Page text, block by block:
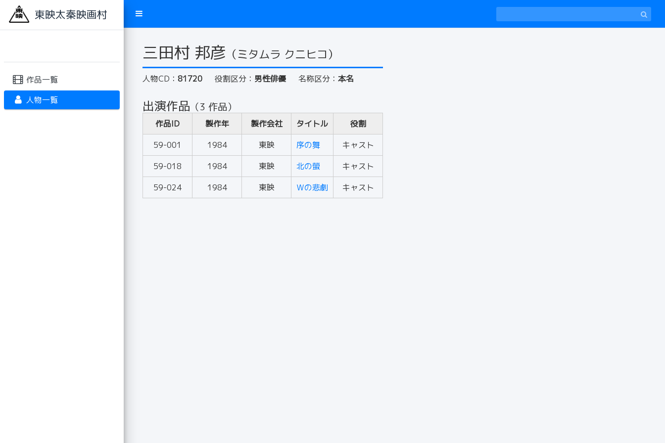
東映太秦映画村
作品一覧
人物一覧
三田村 邦彦 （ミタムラ クニヒコ）
人物CD： 81720 役割区分： 男性俳優 名称区分： 本名
出演作品 （3 作品）
作品ID 製作年 製作会社 タイトル
役割
59-001
1984 東映 序の舞
キャスト
59-018
1984 東映 北の螢
キャスト
59-024
1984 東映 Ｗの悲劇 キャスト